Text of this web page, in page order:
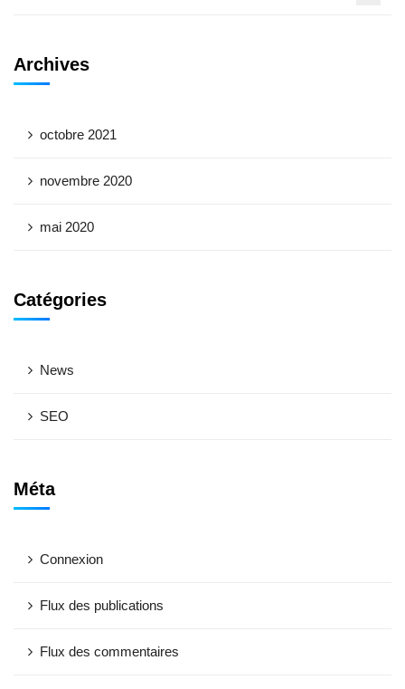
Archives
octobre 2021
novembre 2020
mai 2020
Catégories
News
SEO
Méta
Connexion
Flux des publications
Flux des commentaires